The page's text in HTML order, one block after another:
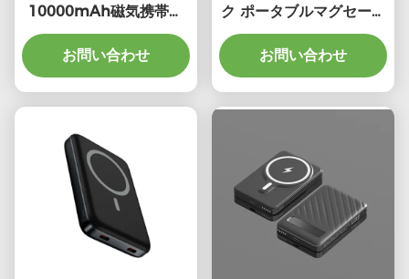
10000mAh磁気携帯充
電器
お問い合わせ
ク ポータブルマグセーフ
充電器 電源バンク
10000mAh
お問い合わせ